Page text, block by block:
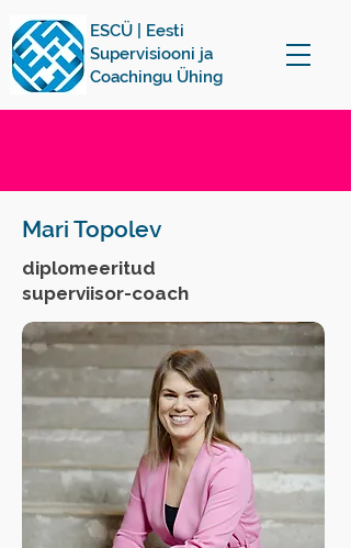
ESCÜ | Eesti
Supervisiooni ja
Coachingu Ühing
Mari Topolev
diplomeeritud
superviisor-coach